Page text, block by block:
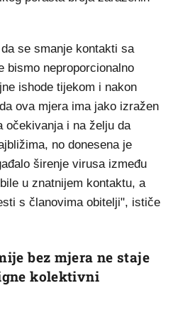
se smanje kontakti sa
bismo neproporcionalno
ishode tijekom i nakon
ova mjera ima jako izražen
očekivanja i na želju da
no donesena je
širenje virusa između
u znatnijem kontaktu, a
s članovima obitelji", ističe
bez mjera ne staje
kolektivni